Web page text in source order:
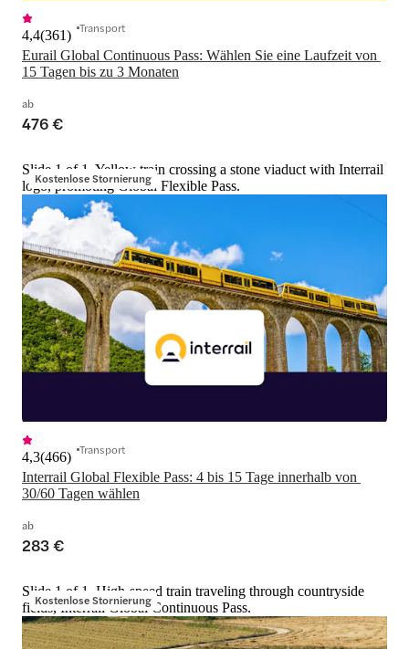
Eurail Global Continuous Pass: Wählen Sie eine Laufzeit von
15 Tagen bis zu 3 Monaten
4,4(361) Transport
ab
476 €
Kostenlose Stornierung
Slide 1 of 1, Yellow train crossing a stone viaduct with Interrail
logo, promoting Global Flexible Pass.
Interrail Global Flexible Pass: 4 bis 15 Tage innerhalb von
30/60 Tagen wählen
4,3(466) Transport
ab
283 €
Kostenlose Stornierung
Slide 1 of 1, High-speed train traveling through countryside
fields, Interrail Global Continuous Pass.